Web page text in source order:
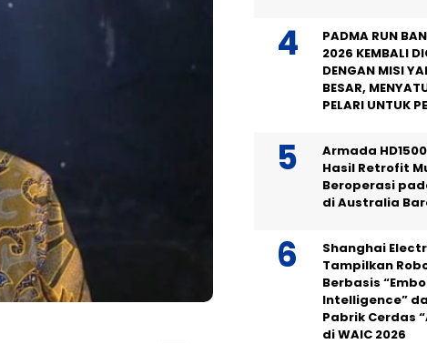
PADMA RUN
2026 KEMBALI
DENGAN MISI
BESAR,
PELARI UNTUK
Armada
Hasil Retrofit
Beroperasi
di Australia
Shanghai
Tampilkan
Berbasis
Intelligence”
Pabrik Cerdas
di WAIC 2026